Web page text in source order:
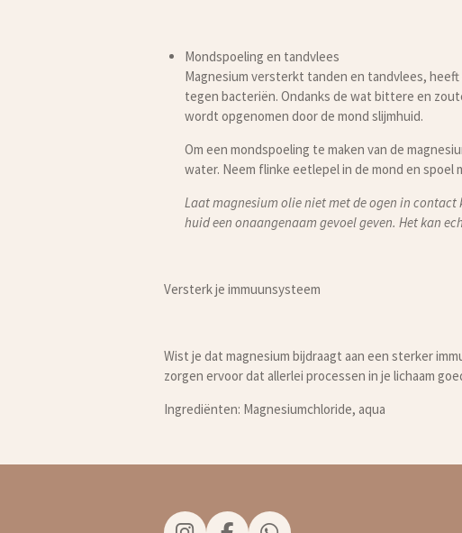
Mondspoeling en tandvlees
Magnesium versterkt tanden en tandvlees,
tegen bacteriën. Ondanks de wat bittere en
wordt opgenomen door de mond slijmhuid.
Om een mondspoeling te maken van de
water. Neem flinke eetlepel in de mond en spoel
Laat magnesium olie niet met de ogen in
huid een onaangenaam gevoel geven. Het kan
Versterk je immuunsysteem
Wist je dat magnesium bijdraagt aan een sterker
zorgen ervoor dat allerlei processen in je lichaam
Ingrediënten: Magnesiumchloride, aqua